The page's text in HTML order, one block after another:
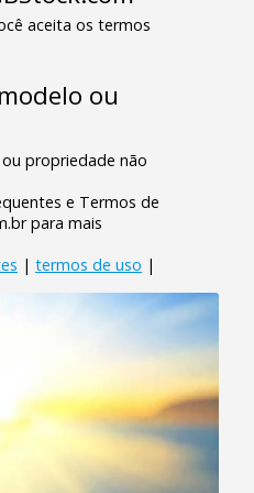
aceita os termos
ou
propriedade não
e Termos de
para mais
| termos de uso |